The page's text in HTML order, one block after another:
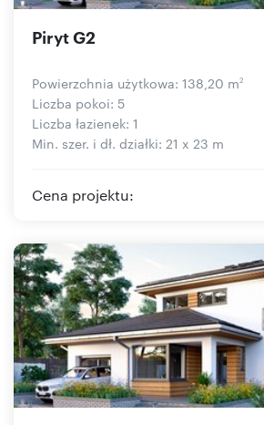
Piryt G2
Powierzchnia użytkowa: 138,20 m2
Liczba pokoi: 5
Liczba łazienek: 1
Min. szer. i dł. działki: 21 x 23 m
Cena projektu: